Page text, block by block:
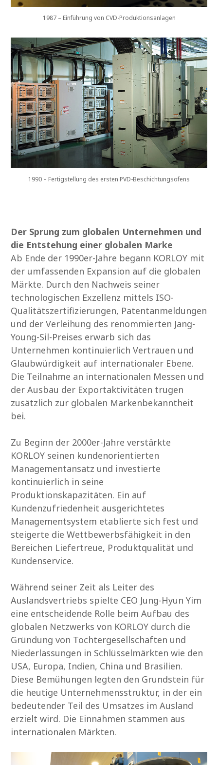
1987 – Einführung von CVD-Produktionsanlagen
1990 – Fertigstellung des ersten PVD-Beschichtungsofens
Der Sprung zum globalen Unternehmen und
die Entstehung einer globalen Marke
Ab Ende der 1990er-Jahre begann KORLOY mit
der umfassenden Expansion auf die globalen
Märkte. Durch den Nachweis seiner
technologischen Exzellenz mittels ISO-
Qualitätszertifizierungen, Patentanmeldungen
und der Verleihung des renommierten Jang-
Young-Sil-Preises erwarb sich das
Unternehmen kontinuierlich Vertrauen und
Glaubwürdigkeit auf internationaler Ebene.
Die Teilnahme an internationalen Messen und
der Ausbau der Exportaktivitäten trugen
zusätzlich zur globalen Markenbekanntheit
bei.
Zu Beginn der 2000er-Jahre verstärkte
KORLOY seinen kundenorientierten
Managementansatz und investierte
kontinuierlich in seine
Produktionskapazitäten. Ein auf
Kundenzufriedenheit ausgerichtetes
Managementsystem etablierte sich fest und
steigerte die Wettbewerbsfähigkeit in den
Bereichen Liefertreue, Produktqualität und
Kundenservice.
Während seiner Zeit als Leiter des
Auslandsvertriebs spielte CEO Jung-Hyun Yim
eine entscheidende Rolle beim Aufbau des
globalen Netzwerks von KORLOY durch die
Gründung von Tochtergesellschaften und
Niederlassungen in Schlüsselmärkten wie den
USA, Europa, Indien, China und Brasilien.
Diese Bemühungen legten den Grundstein für
die heutige Unternehmensstruktur, in der ein
bedeutender Teil des Umsatzes im Ausland
erzielt wird. Die Einnahmen stammen aus
internationalen Märkten.